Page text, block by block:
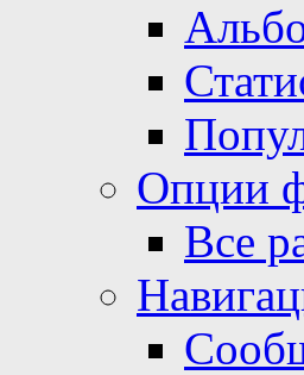
Опции
Все